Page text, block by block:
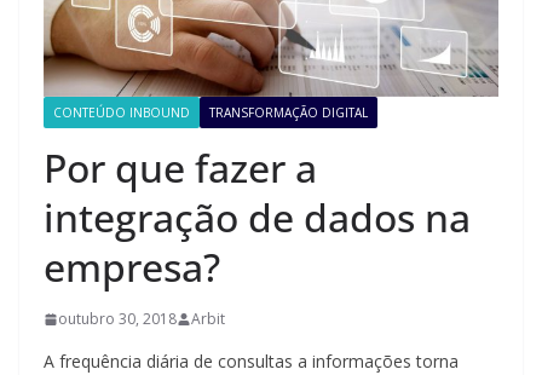
CONTEÚDO INBOUND TRANSFORMAÇÃO DIGITAL
Por que fazer a
integração de dados na
empresa?
outubro 30, 2018 Arbit
A frequência diária de consultas a informações torna